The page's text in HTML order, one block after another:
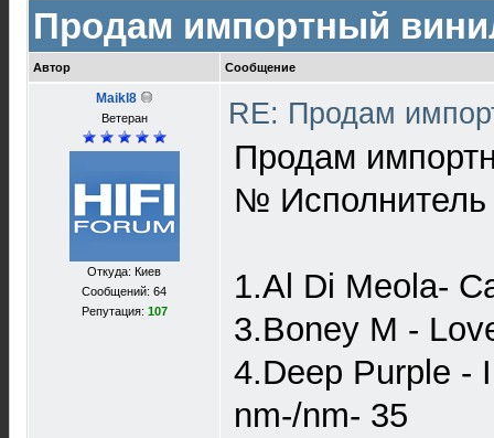
Продам импортный
Автор Сообщение
Maikl8
Ветеран
Откуда: Киев
Сообщений: 64
Репутация: 107
RE: Продам
Продам
№ Исполнитель
1.Al Di Meola-
3.Boney M -
4.Deep Purple -
nm-/nm- 35